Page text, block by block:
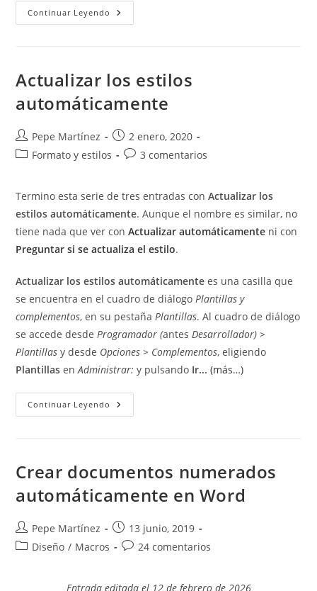
Continuar Leyendo Proteger
Documentos
Actualizar los estilos
automáticamente
Autor
de
Pepe Martínez
Publicación
de
2 enero, 2020
Categoría
entrada:
Formato y estilos
Comentarios
entrada:
3 comentarios
Termino esta serie de tres entradas conActualizar los
estilos automáticamente. Aunque el nombre es similar, no
tiene nada que ver conActualizar automáticamente ni con
Preguntar si se actualiza el estilo.
Actualizar los estilos automáticamente es una casilla que
se encuentra en el cuadro de diálogoPlantillas y
complementos, en su pestañaPlantillas. Al cuadro de diálogo
se accede desdeProgramador (antesDesarrollador) >
Plantillas y desde Opciones > Complementos, eligiendo
Plantillas enAdministrar: y pulsando Ir... (más…)
Continuar Leyendo Actualizar
Los
Crear documentos numerados
automáticamente en Word
Autor
de
Pepe Martínez
Publicación
de
13 junio, 2019
Categoría
Diseño / Macros
Comentarios
24 comentarios
Entrada editada el 12 de febrero de 2026